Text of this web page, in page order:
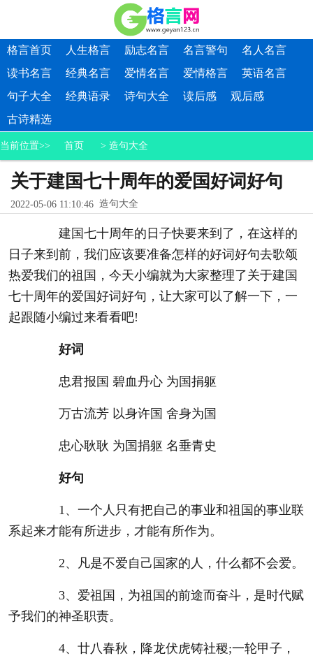
格言首页 人生格言 励志名言 名言警句
名人名言
读书名言
经典名言 爱情名言 爱情格言
英语名言
句子大全
经典语录 诗句大全 读后感
观后感
古诗精选
当前位置>> 首页 > 造句大全
关于建国七十周年的爱国好词好句
2022-05-06 11:10:46 造句大全
建国七十周年的日子快要来到了，在这样的
日子来到前，我们应该要准备怎样的好词好句去歌颂
热爱我们的祖国，今天小编就为大家整理了关于建国
七十周年的爱国好词好句，让大家可以了解一下，一
起跟随小编过来看看吧!
好词
忠君报国 碧血丹心 为国捐躯
万古流芳 以身许国 舍身为国
忠心耿耿 为国捐躯 名垂青史
好句
1、一个人只有把自己的事业和祖国的事业联
系起来才能有所进步，才能有所作为。
2、凡是不爱自己国家的人，什么都不会爱。
3、爱祖国，为祖国的前途而奋斗，是时代赋
予我们的神圣职责。
4、廿八春秋，降龙伏虎铸社稷;一轮甲子，